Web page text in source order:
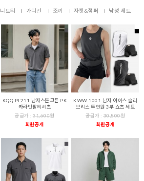
니트티 가디건 조끼 자켓&점퍼 남성 세트
KQQ PL211 남자스톤코튼 PK
카라반팔티셔츠
공급가 :31,600원
회원공개
KWW 1001 남자 아이스 슬리
브리스 투인원 3부 쇼츠 세트
공급가 : 30,800원
회원공개